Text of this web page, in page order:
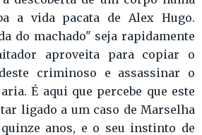
a vida pacata de Alex Hugo.
do machado" seja rapidamente
aproveita para copiar o
criminoso e assassinar o
É aqui que percebe que este
ligado a um caso de Marselha
anos, e o seu instinto de